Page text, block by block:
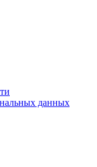
данных